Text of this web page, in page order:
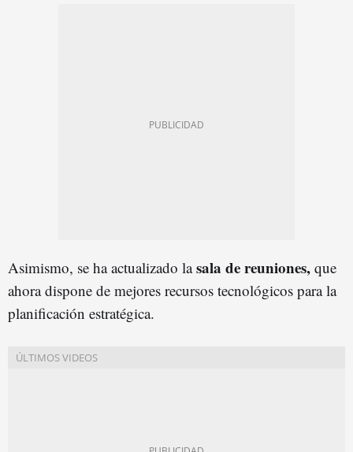
Asimismo, se ha actualizado lasala de reuniones, que
ahora dispone de mejores recursos tecnológicos para la
planificación estratégica.